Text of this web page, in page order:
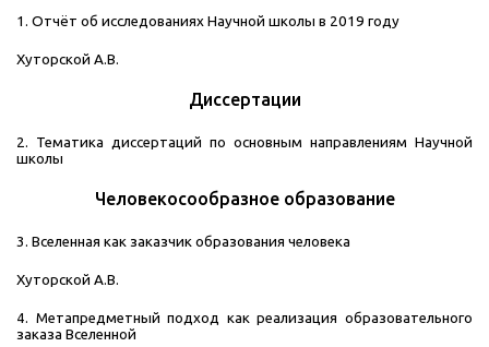
1. Отчёт об исследованиях Научной школы в 2019 году
Хуторской А.В.
Диссертации
2. Тематика диссертаций по основным направлениям Научной
школы
Человекосообразное образование
3. Вселенная как заказчик образования человека
Хуторской А.В.
4. Метапредметный подход как реализация образовательного
заказа Вселенной